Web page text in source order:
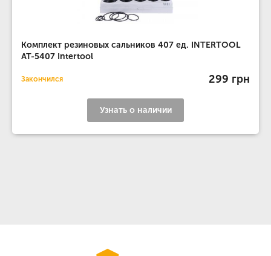
Комплект резиновых сальников 407 ед. INTERTOOL
AT-5407 Intertool
Закончился 299 грн
Узнать о наличии